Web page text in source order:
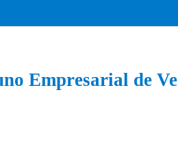
Empresarial de